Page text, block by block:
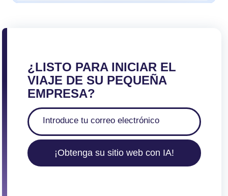
¿LISTO PARA INICIAR EL
VIAJE DE SU PEQUEÑA
EMPRESA?
¡Obtenga su sitio web con IA!